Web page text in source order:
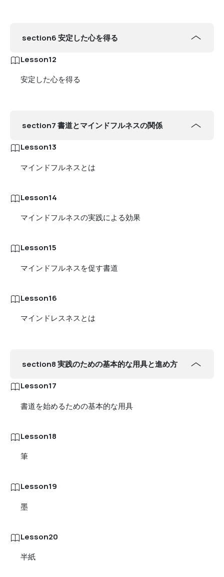
section6 安定した心を得る
Lesson12
安定した心を得る
section7 書道とマインドフルネスの関係
Lesson13
マインドフルネスとは
Lesson14
マインドフルネスの実践による効果
Lesson15
マインドフルネスを促す書道
Lesson16
マインドレスネスとは
section8 実践のための基本的な用具と進め方
Lesson17
書道を始めるための基本的な用具
Lesson18
筆
Lesson19
墨
Lesson20
半紙